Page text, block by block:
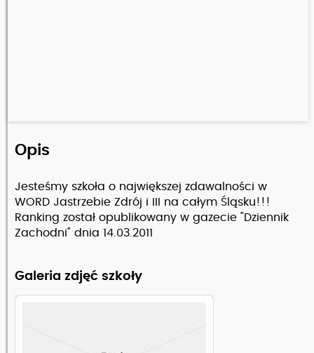
Opis
Jesteśmy szkoła o największej zdawalności w
WORD Jastrzebie Zdrój i III na całym Śląsku!!!
Ranking został opublikowany w gazecie "Dziennik
Zachodni" dnia 14.03.2011
Galeria zdjęć szkoły